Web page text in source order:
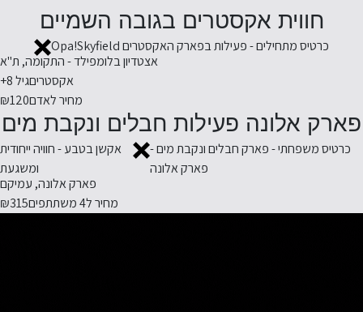
חווית אקסטרים בגובה השמיים
כרטיס מתחילים - פעילות בפארק האקסטרים Opa!Skyfield
אצטדיון בלומפילד - התקומה, ת"א
אקסטריםגיל 8+
מחיר לאדם₪120
פארק אלונה פעילות חבלים ונקבת מים
כרטיס משפחתי - פארק חבלים ונקבת מים -
פארק אלונה
אקשן בטבע - חוויה ייחודית
ומשגעת
פארק אלונה, עמיקם
מחיר ל4 משתתפים
₪315